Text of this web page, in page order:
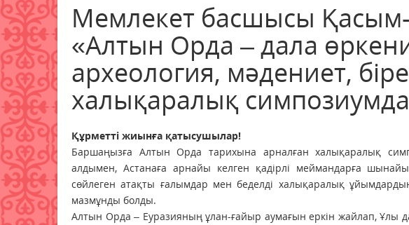
Мемлекет басшысы
«Алтын Орда – дала
археология, мәдениет,
халықаралық симпозиумда
Құрметті жиынға қатысушылар!
Баршаңызға Алтын Орда тарихына арналған халықаралық
алдымен, Астанаға арнайы келген қадірлі меймандарға
сөйлеген атақты ғалымдар мен беделді халықаралық
мазмұнды болды.
Алтын Орда – Еуразияның ұлан-ғайыр аумағын еркін жайлап, Ұлы